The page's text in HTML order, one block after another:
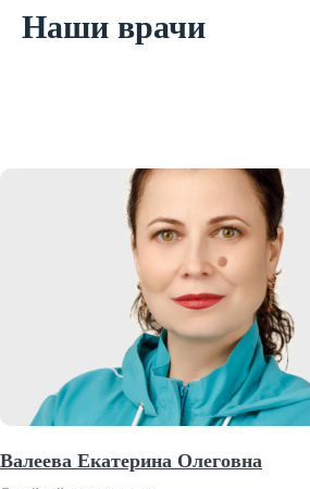
Наши врачи
Валеева Екатерина Олеговна